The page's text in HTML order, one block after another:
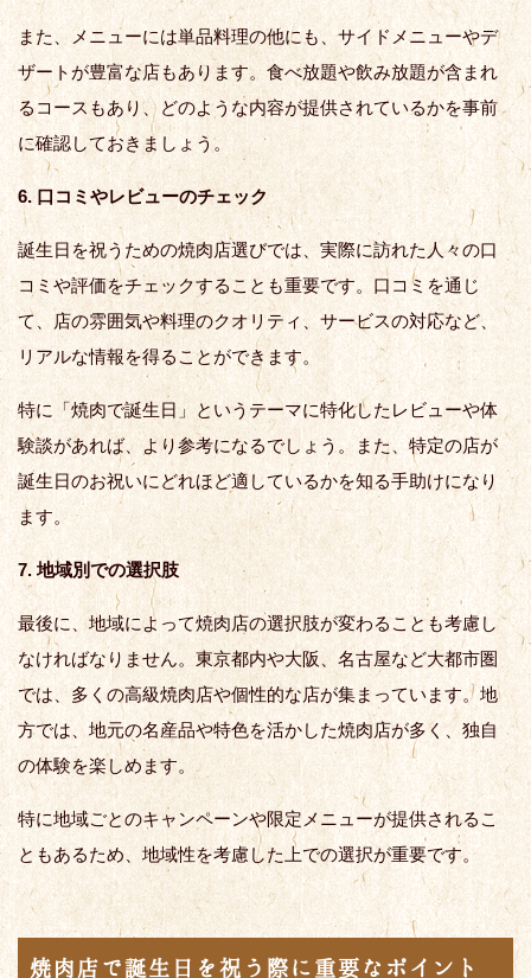
また、メニューには単品料理の他にも、サイドメニューやデ
ザートが豊富な店もあります。食べ放題や飲み放題が含まれ
るコースもあり、どのような内容が提供されているかを事前
に確認しておきましょう。
6. 口コミやレビューのチェック
誕生日を祝うための焼肉店選びでは、実際に訪れた人々の口
コミや評価をチェックすることも重要です。口コミを通じ
て、店の雰囲気や料理のクオリティ、サービスの対応など、
リアルな情報を得ることができます。
特に「焼肉で誕生日」というテーマに特化したレビューや体
験談があれば、より参考になるでしょう。また、特定の店が
誕生日のお祝いにどれほど適しているかを知る手助けになり
ます。
7. 地域別での選択肢
最後に、地域によって焼肉店の選択肢が変わることも考慮し
なければなりません。東京都内や大阪、名古屋など大都市圏
では、多くの高級焼肉店や個性的な店が集まっています。地
方では、地元の名産品や特色を活かした焼肉店が多く、独自
の体験を楽しめます。
特に地域ごとのキャンペーンや限定メニューが提供されるこ
ともあるため、地域性を考慮した上での選択が重要です。
焼肉店で誕生日を祝う際に重要なポイント